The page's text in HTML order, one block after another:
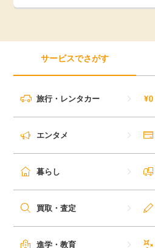
サービスでさがす
旅行・レンタカー
エンタメ
暮らし
買取・査定
進学・教育